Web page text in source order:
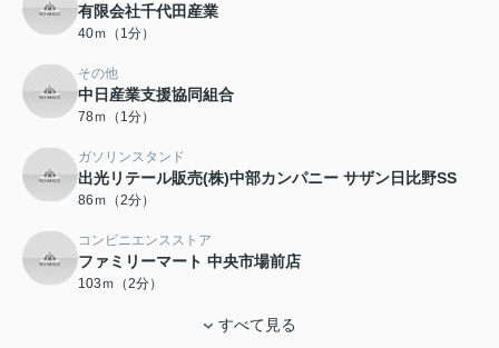
有限会社千代田産業
40ｍ（1分）
その他
中日産業支援協同組合
78ｍ（1分）
ガソリンスタンド
出光リテール販売(株)中部カンパニー サザン日比野SS
86ｍ（2分）
コンビニエンスストア
ファミリーマート 中央市場前店
103ｍ（2分）
すべて見る